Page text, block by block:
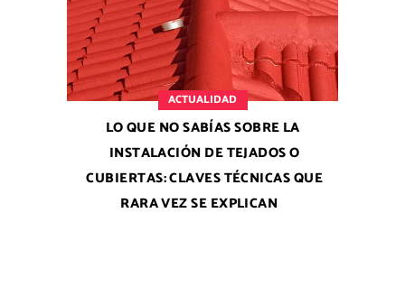
ACTUALIDAD
LO QUE NO SABÍAS SOBRE LA
INSTALACIÓN DE TEJADOS O
CUBIERTAS: CLAVES TÉCNICAS QUE
RARA VEZ SE EXPLICAN